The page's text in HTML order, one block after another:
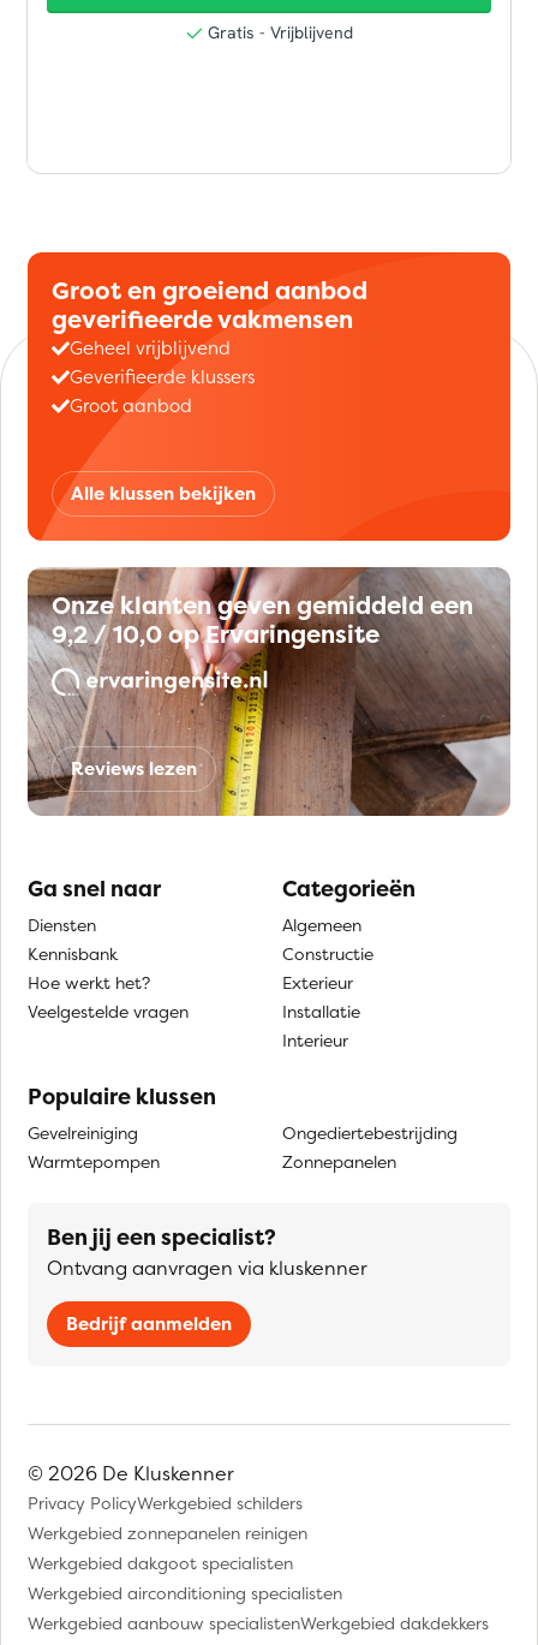
Groot en groeiend aanbod
geverifieerde vakmensen
Geheel vrijblijvend
Geverifieerde klussers
Groot aanbod
Alle klussen bekijken
Onze klanten geven gemiddeld een
9,2 / 10,0 op Ervaringensite
Reviews lezen
Ga snel naar
Diensten
Kennisbank
Hoe werkt het?
Veelgestelde vragen
Categorieën
Algemeen
Constructie
Exterieur
Installatie
Interieur
Populaire klussen
Gevelreiniging
Warmtepompen
Ongediertebestrijding
Zonnepanelen
Ben jij een specialist?
Ontvang aanvragen via kluskenner
Bedrijf aanmelden
© 2026 De Kluskenner
Privacy PolicyWerkgebied schilders
Werkgebied zonnepanelen reinigen
Werkgebied dakgoot specialisten
Werkgebied airconditioning specialisten
Werkgebied aanbouw specialistenWerkgebied dakdekkers